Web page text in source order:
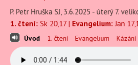
P. Petr Hruška SJ, 3.6.2025 - úterý 7.
1. čtení: Sk 20,17 | Evangelium: Jan
Úvod 1. čtení Evangelium Kázání